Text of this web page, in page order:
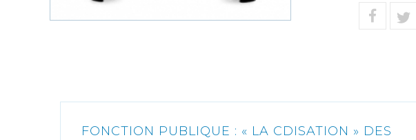
FONCTION PUBLIQUE : « LA CDISATION » DES